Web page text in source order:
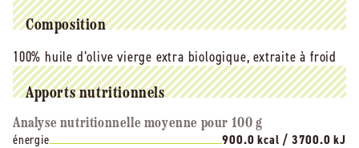
Composition
100% huile d’olive vierge extra biologique, extraite à froid
Apports nutritionnels
Analyse nutritionnelle moyenne pour 100 g
énergie
900.0 kcal / 3700.0 kJ